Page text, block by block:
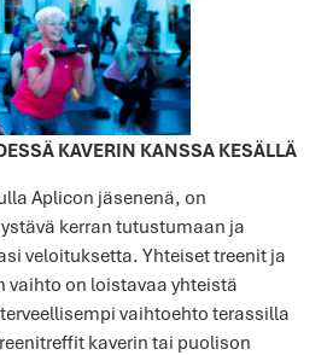
KAVERIN KANSSA KESÄLLÄ
Aplicon jäsenenä, on
kerran tutustumaan ja
veloituksetta. Yhteiset treenit ja
on loistavaa yhteistä
vaihtoehto terassilla
kaverin tai puolison